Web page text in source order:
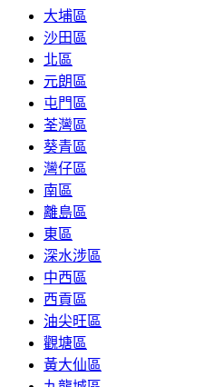
大埔區
沙田區
北區
元朗區
屯門區
荃灣區
葵青區
灣仔區
南區
離島區
東區
深水涉區
中西區
西貢區
油尖旺區
觀塘區
黃大仙區